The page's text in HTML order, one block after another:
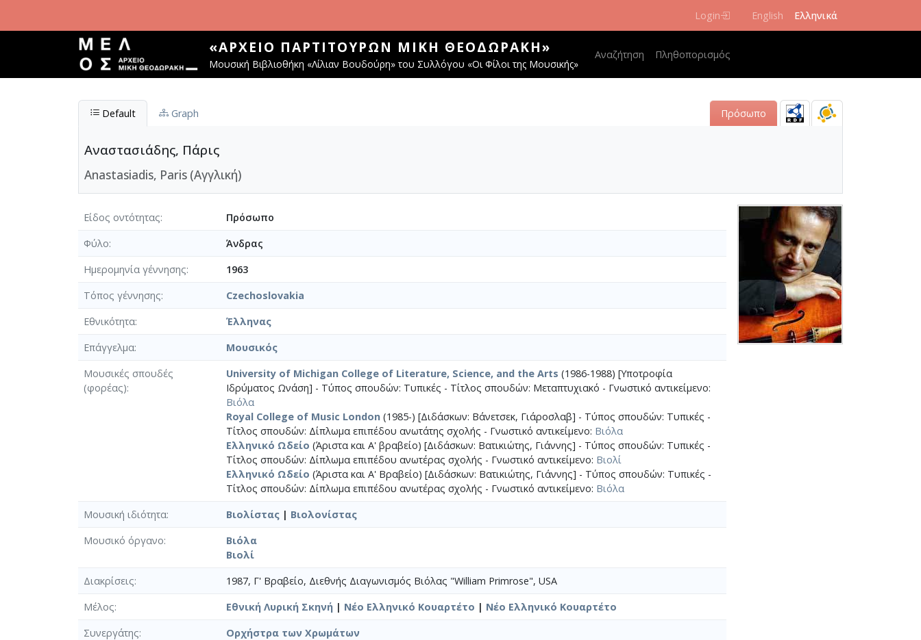
Login English Ελληνικά
«ΑΡΧΕΊΟ ΠΑΡΤΙΤΟΎΡΩΝ ΜΊΚΗ ΘΕΟΔΩΡΆΚΗ»
Μουσική Βιβλιοθήκη «Λίλιαν Βουδούρη» του Συλλόγου «Οι Φίλοι της Μουσικής»
Main navigation
Αναζήτηση Πληθοπορισμός
Default Graph Πρόσωπο
Αναστασιάδης, Πάρις
Anastasiadis, Paris (Αγγλική)
Είδος οντότητας
Πρόσωπο
Φύλο
Άνδρας
Ημερομηνία γέννησης
1963
Τόπος γέννησης
Czechoslovakia
Εθνικότητα
Έλληνας
Επάγγελμα
Μουσικός
Μουσικές σπουδές
(φορέας)
University of Michigan College of Literature, Science, and the Arts (1986-1988) [Υποτροφία
Ιδρύματος Ωνάση] - Τύπος σπουδών: Τυπικές - Τίτλος σπουδών: Μεταπτυχιακό - Γνωστικό αντικείμενο:
Βιόλα
Royal College of Music London (1985-) [Διδάσκων: Βάνετσεκ, Γιάροσλαβ] - Τύπος σπουδών: Τυπικές -
Τίτλος σπουδών: Δίπλωμα επιπέδου ανωτάτης σχολής - Γνωστικό αντικείμενο: Βιόλα
Ελληνικό Ωδείο (Άριστα και Α' βραβείο) [Διδάσκων: Βατικιώτης, Γιάννης] - Τύπος σπουδών: Τυπικές -
Τίτλος σπουδών: Δίπλωμα επιπέδου ανωτέρας σχολής - Γνωστικό αντικείμενο: Βιολί
Ελληνικό Ωδείο (Άριστα και Α' Βραβείο) [Διδάσκων: Βατικιώτης, Γιάννης] - Τύπος σπουδών: Τυπικές -
Τίτλος σπουδών: Δίπλωμα επιπέδου ανωτέρας σχολής - Γνωστικό αντικείμενο: Βιόλα
Μουσική ιδιότητα
Βιολίστας | Βιολονίστας
Μουσικό όργανο
Βιόλα
Βιολί
Διακρίσεις
1987, Γ' Βραβείο, Διεθνής Διαγωνισμός Βιόλας "William Primrose", USA
Μέλος
Εθνική Λυρική Σκηνή | Νέο Ελληνικό Κουαρτέτο | Νέο Ελληνικό Κουαρτέτο
Συνεργάτης
Ορχήστρα των Χρωμάτων